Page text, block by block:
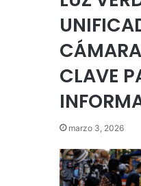
CLAVE
marzo 3, 2026